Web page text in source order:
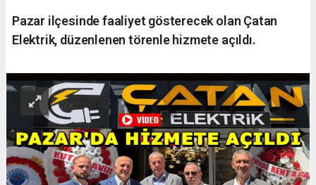
Pazar ilçesinde faaliyet gösterecek olan Çatan
Elektrik, düzenlenen törenle hizmete açıldı.